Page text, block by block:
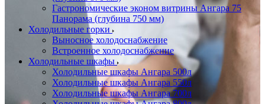
Гастрономические эконом витрины Ангара 75
Панорама (глубина 750 мм)
Холодильные горки
Выносное холодоснабжение
Встроенное холодоснабжение
Холодильные шкафы
Холодильные шкафы Ангара 500л
Холодильные шкафы Ангара 550л
Холодильные шкафы Ангара 700л